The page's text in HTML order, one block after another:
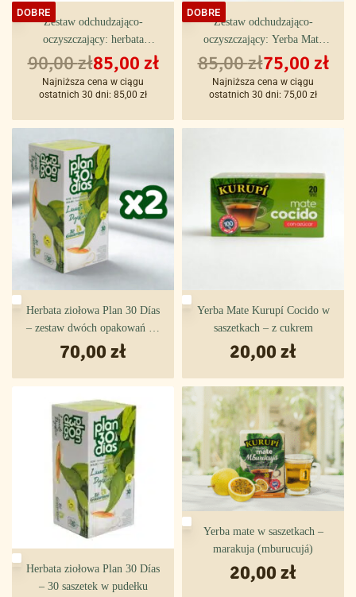
DOBRE
Zestaw odchudzająco-
oczyszczający: herbata
ziołowa Plan 30 días i słodzik
90,00zł85,00 zł
Najniższa cena w ciągu
ostatnich 30 dni: 85,00 zł
DOBRE
Zestaw odchudzająco-
oczyszczający: Yerba Mate
Kurupí Fitness i herbata
ziołowa Plan 30 Días
85,00zł75,00 zł
Najniższa cena w ciągu
ostatnich 30 dni: 75,00 zł
Herbata ziołowa Plan 30 Días
– zestaw dwóch opakowań po
30 saszetek
70,00 zł
Yerba Mate Kurupí Cocido w
saszetkach – z cukrem
20,00 zł
Herbata ziołowa Plan 30 Días
– 30 saszetek w pudełku
Yerba mate w saszetkach –
marakuja (mburucujá)
20,00 zł